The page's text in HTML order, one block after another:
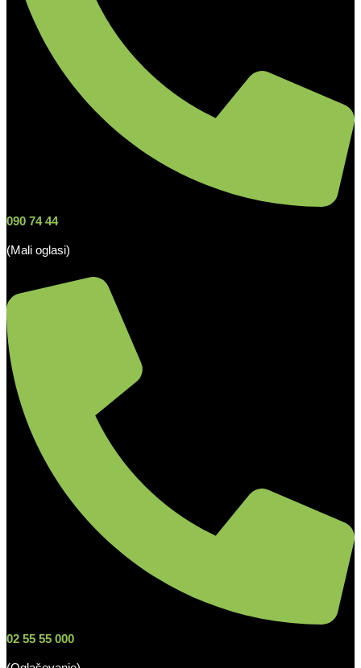
090 74 44
(Mali oglasi)
02 55 55 000